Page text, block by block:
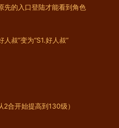
先的入口登陆才能看到角色
叔”变为“S1.好人叔”
合开始提高到130级）